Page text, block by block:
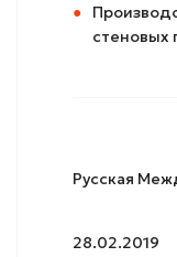
стеновых
Русская
28.02.2019